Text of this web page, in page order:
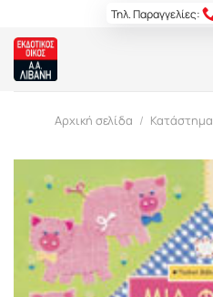
content
Τηλ. Παραγγελίες:
Αρχική σελίδα / Κατάστημα